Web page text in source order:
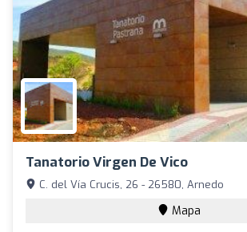
Tanatorio Virgen De Vico
C. del Vía Crucis, 26 - 26580, Arnedo
Mapa